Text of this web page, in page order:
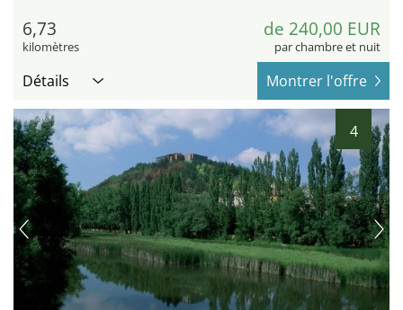
6,73
kilomètres
de 240,00 EUR
par chambre et nuit
Détails Montrer l'offre
4